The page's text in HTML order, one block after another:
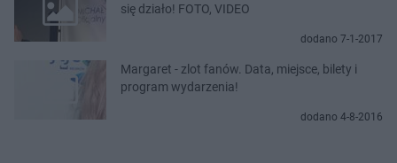
się działo! FOTO, VIDEO
dodano 7-1-2017
Margaret - zlot fanów. Data, miejsce, bilety i
program wydarzenia!
dodano 4-8-2016